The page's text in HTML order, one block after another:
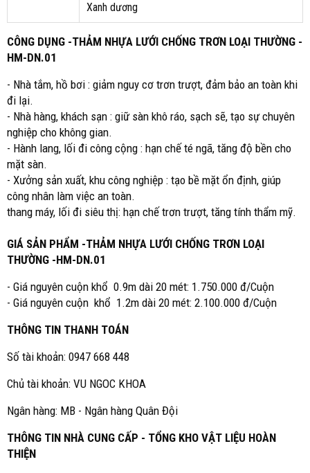
Xanh dương
CÔNG DỤNG -THẢM NHỰA LƯỚI CHỐNG TRƠN LOẠI THƯỜNG -
HM-DN.01
- Nhà tắm, hồ bơi : giảm nguy cơ trơn trượt, đảm bảo an toàn khi
đi lại.
- Nhà hàng, khách sạn : giữ sàn khô ráo, sạch sẽ, tạo sự chuyên
nghiệp cho không gian.
- Hành lang, lối đi công cộng : hạn chế té ngã, tăng độ bền cho
mặt sàn.
- Xưởng sản xuất, khu công nghiệp : tạo bề mặt ổn định, giúp
công nhân làm việc an toàn.
thang máy, lối đi siêu thị: hạn chế trơn trượt, tăng tính thẩm mỹ.
GIÁ SẢN PHẨM -THẢM NHỰA LƯỚI CHỐNG TRƠN LOẠI
THƯỜNG -HM-DN.01
- Giá nguyên cuộn khổ 0.9m dài 20 mét: 1.750.000 đ/Cuộn
- Giá nguyên cuộn khổ 1.2m dài 20 mét: 2.100.000 đ/Cuộn
THÔNG TIN THANH TOÁN
Số tài khoản: 0947 668 448
Chủ tài khoản: VU NGOC KHOA
Ngân hàng: MB - Ngân hàng Quân Đội
THÔNG TIN NHÀ CUNG CẤP - TỔNG KHO VẬT LIỆU HOÀN
THIỆN